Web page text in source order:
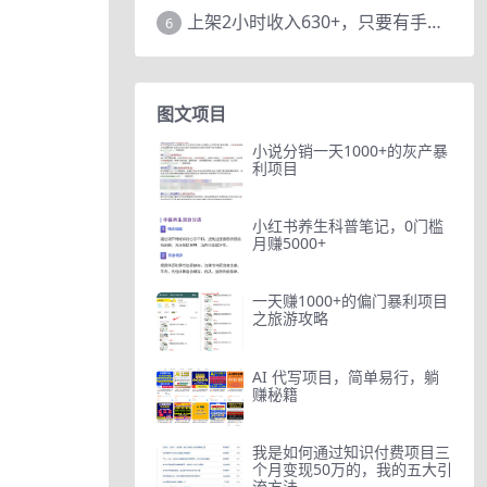
6 上架2小时收入630+，只要有手就能做的AI搞钱项目，奶奶看完都能学会!
图文项目
小说分销一天1000+的灰产暴
利项目
小红书养生科普笔记，0门槛
月赚5000+
一天赚1000+的偏门暴利项目
之旅游攻略
AI 代写项目，简单易行，躺
赚秘籍
我是如何通过知识付费项目三
个月变现50万的，我的五大引